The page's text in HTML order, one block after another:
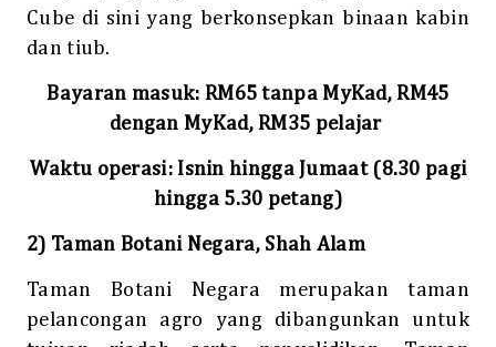
Cube di sini yang berkonsepkan binaan kabin
dan tiub.
Bayaran masuk: RM65 tanpa MyKad, RM45
dengan MyKad, RM35 pelajar
Waktu operasi: Isnin hingga Jumaat (8.30 pagi
hingga 5.30 petang)
2) Taman Botani Negara, Shah Alam
Taman Botani Negara merupakan taman
pelancongan agro yang dibangunkan untuk